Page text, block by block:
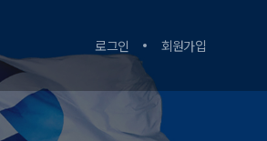
로그인 회원가입